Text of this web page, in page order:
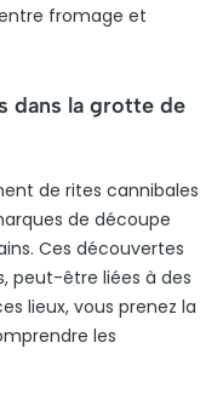
fromage et
dans la grotte de
de rites cannibales
de découpe
Ces découvertes
peut-être liées à des
lieux, vous prenez la
les